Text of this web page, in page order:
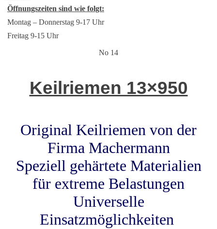
Öffnungszeiten sind wie folgt:
Montag – Donnerstag 9-17 Uhr
Freitag 9-15 Uhr
No 14
Keilriemen 13×950
Original Keilriemen von der
Firma Machermann
Speziell gehärtete Materialien
für extreme Belastungen
Universelle
Einsatzmöglichkeiten